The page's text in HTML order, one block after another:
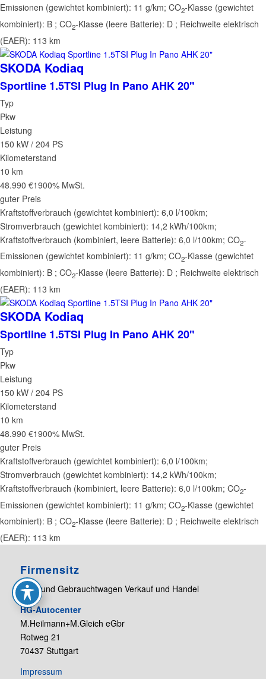
Emissionen (gewichtet kombiniert): 11 g/km; CO2-Klasse (gewichtet
kombiniert): B ; CO2-Klasse (leere Batterie): D ; Reichweite elektrisch
(EAER): 113 km
SKODA Kodiaq
Sportline 1.5TSI Plug In Pano AHK 20"
Typ
Pkw
Leistung
150 kW / 204 PS
Kilometerstand
10 km
48.990 €1900% MwSt.
guter Preis
Kraftstoffverbrauch (gewichtet kombiniert): 6,0 l/100km;
Stromverbrauch (gewichtet kombiniert): 14,2 kWh/100km;
Kraftstoffverbrauch (kombiniert, leere Batterie): 6,0 l/100km; CO2-
Emissionen (gewichtet kombiniert): 11 g/km; CO2-Klasse (gewichtet
kombiniert): B ; CO2-Klasse (leere Batterie): D ; Reichweite elektrisch
(EAER): 113 km
SKODA Kodiaq
Sportline 1.5TSI Plug In Pano AHK 20"
Typ
Pkw
Leistung
150 kW / 204 PS
Kilometerstand
10 km
48.990 €1900% MwSt.
guter Preis
Kraftstoffverbrauch (gewichtet kombiniert): 6,0 l/100km;
Stromverbrauch (gewichtet kombiniert): 14,2 kWh/100km;
Kraftstoffverbrauch (kombiniert, leere Batterie): 6,0 l/100km; CO2-
Emissionen (gewichtet kombiniert): 11 g/km; CO2-Klasse (gewichtet
kombiniert): B ; CO2-Klasse (leere Batterie): D ; Reichweite elektrisch
(EAER): 113 km
Firmensitz
Neu- und Gebrauchtwagen Verkauf und Handel
HG-Autocenter
M.Heilmann+M.Gleich eGbr
Rotweg 21
70437 Stuttgart
Impressum